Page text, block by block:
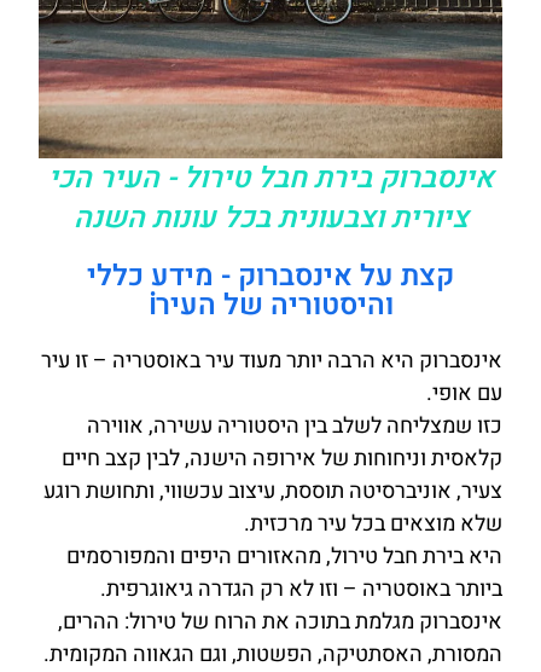
אינסברוק בירת חבל טירול - העיר הכי
ציורית וצבעונית בכל עונות השנה
קצת על אינסברוק - מידע כללי
והיסטוריה של העירℹ️
אינסברוק היא הרבה יותר מעוד עיר באוסטריה – זו עיר
עם אופי.
כזו שמצליחה לשלב בין היסטוריה עשירה, אווירה
קלאסית וניחוחות של אירופה הישנה, לבין קצב חיים
צעיר, אוניברסיטה תוססת, עיצוב עכשווי, ותחושת רוגע
שלא מוצאים בכל עיר מרכזית.
היא בירת חבל טירול, מהאזורים היפים והמפורסמים
ביותר באוסטריה – וזו לא רק הגדרה גיאוגרפית.
אינסברוק מגלמת בתוכה את הרוח של טירול: ההרים,
המסורת, האסתטיקה, הפשטות, וגם הגאווה המקומית.